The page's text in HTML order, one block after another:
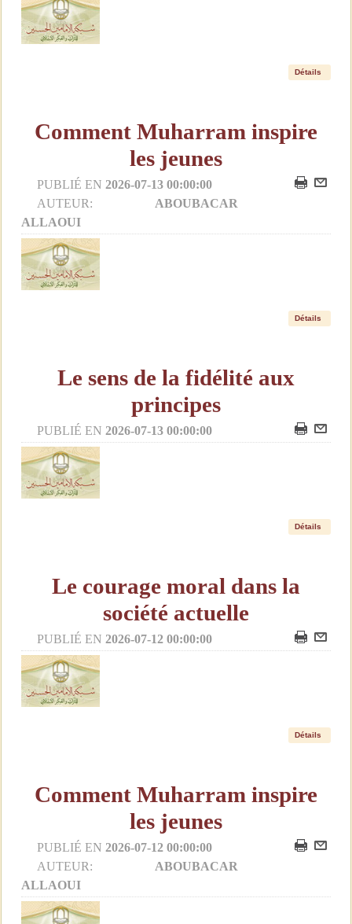
Détails
Comment Muharram inspire
les jeunes
PUBLIÉ EN 2026-07-13 00:00:00
AUTEUR:
ABOUBACAR
ALLAOUI
Détails
Le sens de la fidélité aux
principes
PUBLIÉ EN 2026-07-13 00:00:00
Détails
Le courage moral dans la
société actuelle
PUBLIÉ EN 2026-07-12 00:00:00
Détails
Comment Muharram inspire
les jeunes
PUBLIÉ EN 2026-07-12 00:00:00
AUTEUR:
ABOUBACAR
ALLAOUI